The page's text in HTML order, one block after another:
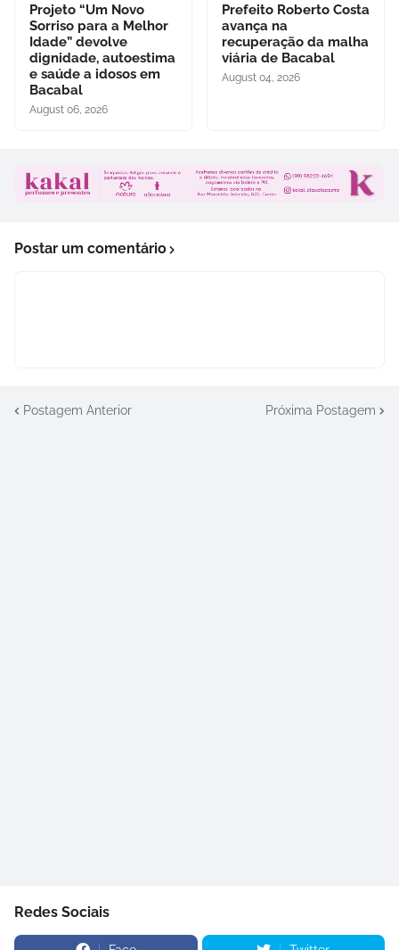
Projeto “Um Novo
Sorriso para a Melhor
Idade” devolve
dignidade, autoestima
e saúde a idosos em
Bacabal
August 06, 2026
Prefeito Roberto Costa
avança na
recuperação da malha
viária de Bacabal
August 04, 2026
Postar um comentário
Postagem Anterior Próxima Postagem
Redes Sociais